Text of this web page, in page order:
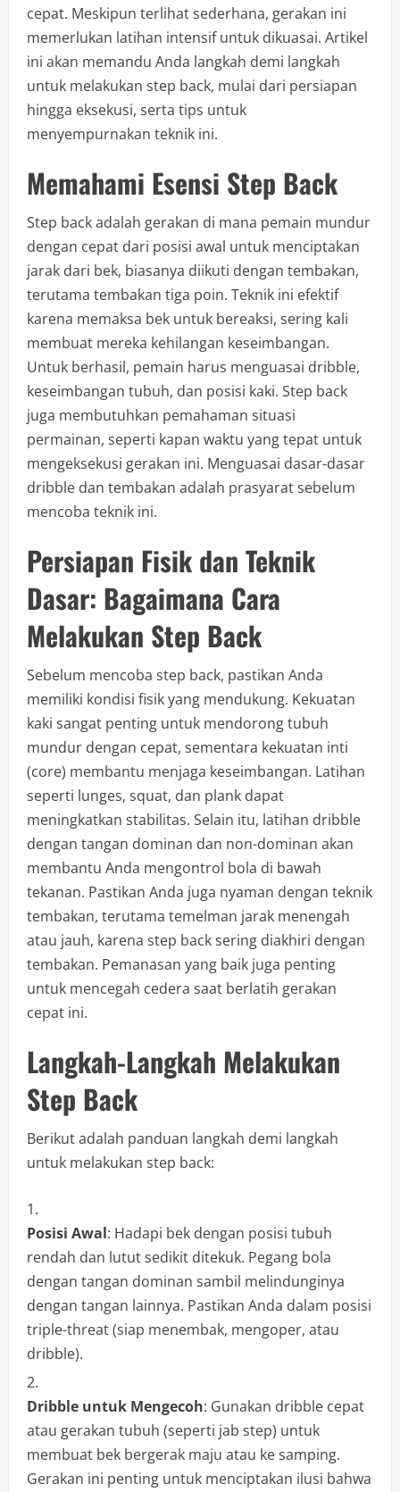
cepat. Meskipun terlihat sederhana, gerakan ini
memerlukan latihan intensif untuk dikuasai. Artikel
ini akan memandu Anda langkah demi langkah
untuk melakukan step back, mulai dari persiapan
hingga eksekusi, serta tips untuk
menyempurnakan teknik ini.
Memahami Esensi Step Back
Step back adalah gerakan di mana pemain mundur
dengan cepat dari posisi awal untuk menciptakan
jarak dari bek, biasanya diikuti dengan tembakan,
terutama tembakan tiga poin. Teknik ini efektif
karena memaksa bek untuk bereaksi, sering kali
membuat mereka kehilangan keseimbangan.
Untuk berhasil, pemain harus menguasai dribble,
keseimbangan tubuh, dan posisi kaki. Step back
juga membutuhkan pemahaman situasi
permainan, seperti kapan waktu yang tepat untuk
mengeksekusi gerakan ini. Menguasai dasar-dasar
dribble dan tembakan adalah prasyarat sebelum
mencoba teknik ini.
Persiapan Fisik dan Teknik
Dasar: Bagaimana Cara
Melakukan Step Back
Sebelum mencoba step back, pastikan Anda
memiliki kondisi fisik yang mendukung. Kekuatan
kaki sangat penting untuk mendorong tubuh
mundur dengan cepat, sementara kekuatan inti
(core) membantu menjaga keseimbangan. Latihan
seperti lunges, squat, dan plank dapat
meningkatkan stabilitas. Selain itu, latihan dribble
dengan tangan dominan dan non-dominan akan
membantu Anda mengontrol bola di bawah
tekanan. Pastikan Anda juga nyaman dengan teknik
tembakan, terutama temelman jarak menengah
atau jauh, karena step back sering diakhiri dengan
tembakan. Pemanasan yang baik juga penting
untuk mencegah cedera saat berlatih gerakan
cepat ini.
Langkah-Langkah Melakukan
Step Back
Berikut adalah panduan langkah demi langkah
untuk melakukan step back:
Posisi Awal: Hadapi bek dengan posisi tubuh
rendah dan lutut sedikit ditekuk. Pegang bola
dengan tangan dominan sambil melindunginya
dengan tangan lainnya. Pastikan Anda dalam posisi
triple-threat (siap menembak, mengoper, atau
dribble).
Dribble untuk Mengecoh: Gunakan dribble cepat
atau gerakan tubuh (seperti jab step) untuk
membuat bek bergerak maju atau ke samping.
Gerakan ini penting untuk menciptakan ilusi bahwa